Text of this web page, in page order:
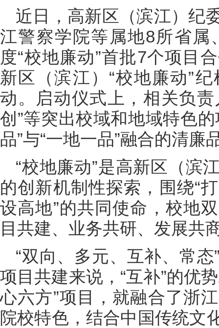
近日，高新区（滨江）纪
江警察学院等属地8所省属
度“校地廉动”首批7个项目
新区（滨江）“校地廉动”
动。启动仪式上，相关负责
创”等突出校域和地域特色
品”与“一地一品”融合的清廉
“校地廉动”是高新区（滨
的创新机制性探索，围绕“
设高地”的共同使命，校地
目共建、业务共研、发展共
“双向、多元、互补、常
项目共建来说，“互补”的优
心六方”项目，就融合了浙
院校特色，结合中国传统文